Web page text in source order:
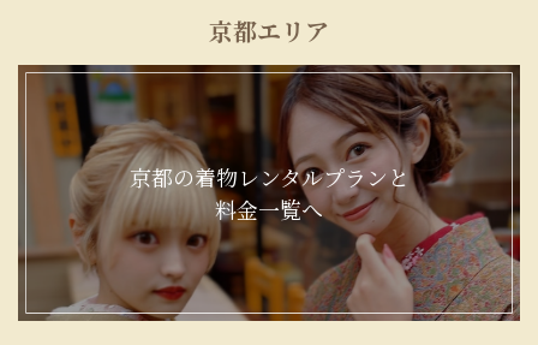
京都エリア
京都の着物レンタルプランと
料金一覧へ